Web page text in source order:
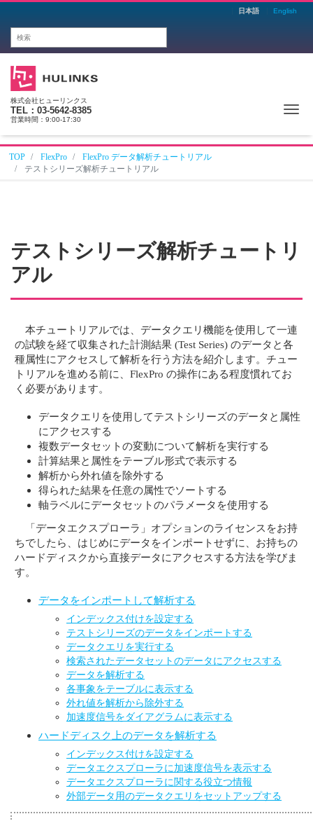
日本語 English
株式会社ヒューリンクス
TEL：03-5642-8385
営業時間：9:00-17:30
TOP FlexPro
FlexPro データ解析チュートリアル
テストシリーズ解析チュートリアル
テストシリーズ解析チュートリ
アル
本チュートリアルでは、データクエリ機能を使用して一連
の試験を経て収集された計測結果 (Test Series) のデータと各
種属性にアクセスして解析を行う方法を紹介します。チュー
トリアルを進める前に、FlexPro の操作にある程度慣れてお
く必要があります。
データクエリを使用してテストシリーズのデータと属性
にアクセスする
複数データセットの変動について解析を実行する
計算結果と属性をテーブル形式で表示する
解析から外れ値を除外する
得られた結果を任意の属性でソートする
軸ラベルにデータセットのパラメータを使用する
「データエクスプローラ」オプションのライセンスをお持
ちでしたら、はじめにデータをインポートせずに、お持ちの
ハードディスクから直接データにアクセスする方法を学びま
す。
データをインポートして解析する
インデックス付けを設定する
テストシリーズのデータをインポートする
データクエリを実行する
検索されたデータセットのデータにアクセスする
データを解析する
各事象をテーブルに表示する
外れ値を解析から除外する
加速度信号をダイアグラムに表示する
ハードディスク上のデータを解析する
インデックス付けを設定する
データエクスプローラに加速度信号を表示する
データエクスプローラに関する役立つ情報
外部データ用のデータクエリをセットアップする